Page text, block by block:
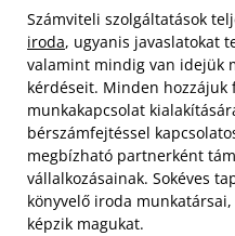
Számviteli szolgáltatások
iroda, ugyanis javaslatokat
valamint mindig van idejük
kérdéseit. Minden
munkakapcsolat
bérszámfejtéssel
megbízható partnerként
vállalkozásainak. Sokéves
könyvelő iroda
képzik magukat.